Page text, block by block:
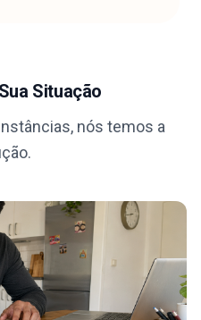
Situação
nós temos a